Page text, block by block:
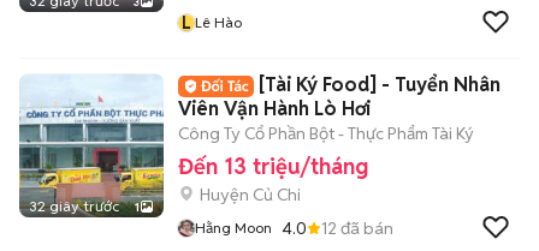
L Lê Hào
32 giây trước 1
[Tài Ký Food] - Tuyển Nhân
Viên Vận Hành Lò Hơi
Công Ty Cổ Phần Bột - Thực Phẩm Tài Ký
Đến 13 triệu/tháng
Huyện Củ Chi
Hằng Moon 4.0 12 đã bán